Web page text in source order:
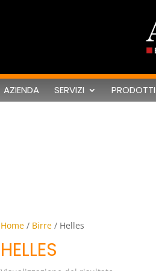
AZIENDA SERVIZI PRODOTTI
Home / Birre / Helles
HELLES